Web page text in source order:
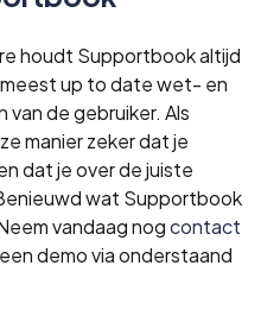
houdt Supportbook altijd
up to date wet- en
de gebruiker. Als
manier zeker dat je
dat je over de juiste
wat Supportbook
vandaag nogcontact
demo via onderstaand